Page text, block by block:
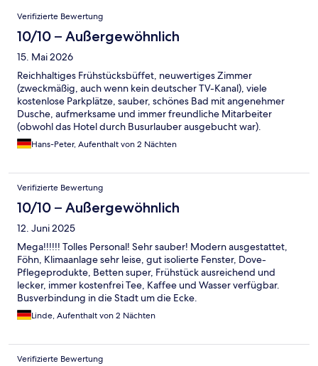
Bewertungen
Verifizierte Bewertung
10/10 – Außergewöhnlich
15. Mai 2026
Reichhaltiges Frühstücksbüffet, neuwertiges Zimmer
(zweckmäßig, auch wenn kein deutscher TV-Kanal), viele
kostenlose Parkplätze, sauber, schönes Bad mit angenehmer
Dusche, aufmerksame und immer freundliche Mitarbeiter
(obwohl das Hotel durch Busurlauber ausgebucht war).
Hans-Peter, Aufenthalt von 2 Nächten
Verifizierte Bewertung
10/10 – Außergewöhnlich
12. Juni 2025
Mega!!!!!! Tolles Personal! Sehr sauber! Modern ausgestattet,
Föhn, Klimaanlage sehr leise, gut isolierte Fenster, Dove-
Pflegeprodukte, Betten super, Frühstück ausreichend und
lecker, immer kostenfrei Tee, Kaffee und Wasser verfügbar.
Busverbindung in die Stadt um die Ecke.
Linde, Aufenthalt von 2 Nächten
Verifizierte Bewertung